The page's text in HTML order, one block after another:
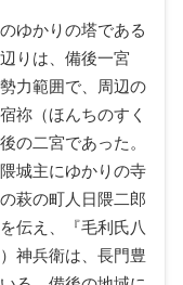
ゆかりの塔である
りは、備後一宮
力範囲で、周辺の
祢（ほんちのすく
の二宮であった。
城主にゆかりの寺
萩の町人日隈二郎
伝え、『毛利氏八
神兵衛は、長門豊